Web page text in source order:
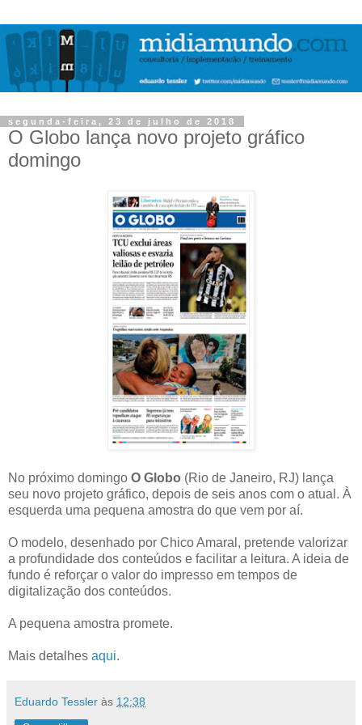
segunda-feira, 23 de julho de 2018
O Globo lança novo projeto gráfico
domingo
No próximo domingo O Globo (Rio de Janeiro, RJ) lança
seu novo projeto gráfico, depois de seis anos com o atual. À
esquerda uma pequena amostra do que vem por aí.
O modelo, desenhado por Chico Amaral, pretende valorizar
a profundidade dos conteúdos e facilitar a leitura. A ideia de
fundo é reforçar o valor do impresso em tempos de
digitalização dos conteúdos.
A pequena amostra promete.
Mais detalhes aqui.
Eduardo Tessler às 12:38